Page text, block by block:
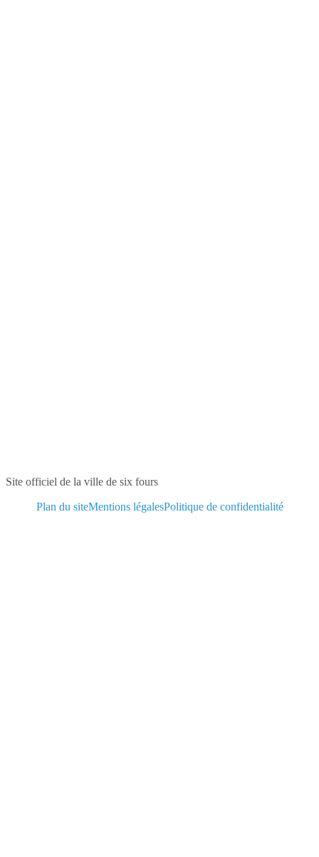
Site officiel de la ville de six fours
Plan du siteMentions légalesPolitique de confidentialité